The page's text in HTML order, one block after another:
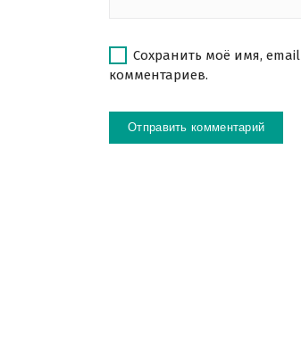
Сохранить моё имя,
комментариев.